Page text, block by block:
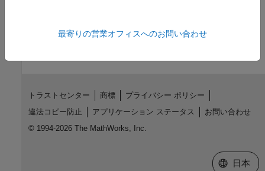
最寄りの営業オフィスへのお問い合わせ
トラストセンター 商標
プライバシー ポリシー
違法コピー防止
アプリケーション ステータス
お問い合わせ
© 1994-2026 The MathWorks, Inc.
Web サイ
日本